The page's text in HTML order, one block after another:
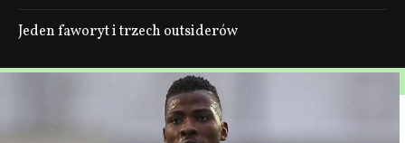
Jeden faworyt i trzech outsiderów